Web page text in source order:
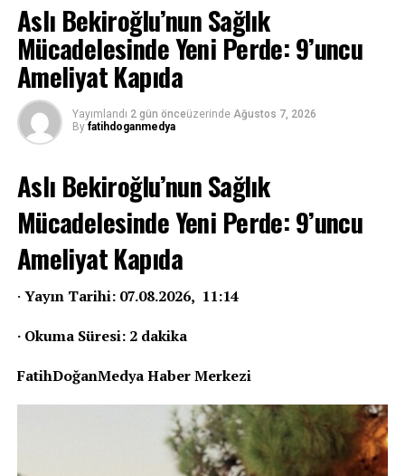
Aslı Bekiroğlu’nun Sağlık
Mücadelesinde Yeni Perde: 9’uncu
Ameliyat Kapıda
Yayımlandı 2 gün önceüzerinde Ağustos 7, 2026
By fatihdoganmedya
Aslı Bekiroğlu’nun Sağlık
Mücadelesinde Yeni Perde: 9’uncu
Ameliyat Kapıda
· Yayın Tarihi: 07.08.2026, 11:14
· Okuma Süresi: 2 dakika
FatihDoğanMedya Haber Merkezi